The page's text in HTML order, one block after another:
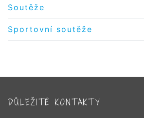
Soutěže
Sportovní soutěže
DŮLEŽITÉ KONTAKTY